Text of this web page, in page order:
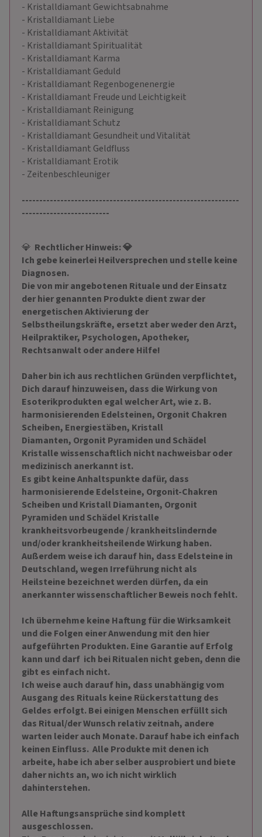
- Kristalldiamant Gewichtsabnahme
- Kristalldiamant Liebe
- Kristalldiamant Aktivität
- Kristalldiamant Spiritualität
- Kristalldiamant Karma
- Kristalldiamant Geduld
- Kristalldiamant Regenbogenenergie
- Kristalldiamant Freude und Leichtigkeit
- Kristalldiamant Reinigung
- Kristalldiamant Schutz
- Kristalldiamant Gesundheit und Vitalität
- Kristalldiamant Geldfluss
- Kristalldiamant Erotik
- Zeitenbeschleuniger
--------------------------------------------------------------
-------------------------
💎 Rechtlicher Hinweis: 💎
Ich gebe keinerlei Heilversprechen und stelle keine
Diagnosen.
Die von mir angebotenen Rituale und der Einsatz
der hier genannten Produkte dient zwar der
energetischen Aktivierung der
Selbstheilungskräfte, ersetzt aber weder den Arzt,
Heilpraktiker, Psychologen, Apotheker,
Rechtsanwalt oder andere Hilfe!
Daher bin ich aus rechtlichen Gründen verpflichtet,
Dich darauf hinzuweisen, dass die Wirkung von
Esoterikprodukten egal welcher Art, wie z. B.
harmonisierenden Edelsteinen, Orgonit Chakren
Scheiben, Energiestäben, Kristall
Diamanten, Orgonit Pyramiden und Schädel
Kristalle wissenschaftlich nicht nachweisbar oder
medizinisch anerkannt ist.
Es gibt keine Anhaltspunkte dafür, dass
harmonisierende Edelsteine, Orgonit-Chakren
Scheiben und Kristall Diamanten, Orgonit
Pyramiden und Schädel Kristalle
krankheitsvorbeugende / krankheitslindernde
und/oder krankheitsheilende Wirkung haben.
Außerdem weise ich darauf hin, dass Edelsteine in
Deutschland, wegen Irreführung nicht als
Heilsteine bezeichnet werden dürfen, da ein
anerkannter wissenschaftlicher Beweis noch fehlt.
Ich übernehme keine Haftung für die Wirksamkeit
und die Folgen einer Anwendung mit den hier
aufgeführten Produkten.Eine Garantie auf Erfolg
kann und darf ich bei Ritualen nicht geben, denn die
gibt es einfach nicht.
Ich weise auch darauf hin, dass unabhängig vom
Ausgang des Rituals keine Rückerstattung des
Geldes erfolgt. Bei einigen Menschen erfüllt sich
das Ritual/der Wunsch relativ zeitnah, andere
warten leider auch Monate. Darauf habe ich einfach
keinen Einfluss. Alle Produkte mit denen ich
arbeite, habe ich aber selber ausprobiert und biete
daher nichts an, wo ich nicht wirklich
dahinterstehen.
Alle Haftungsansprüche sind komplett
ausgeschlossen.